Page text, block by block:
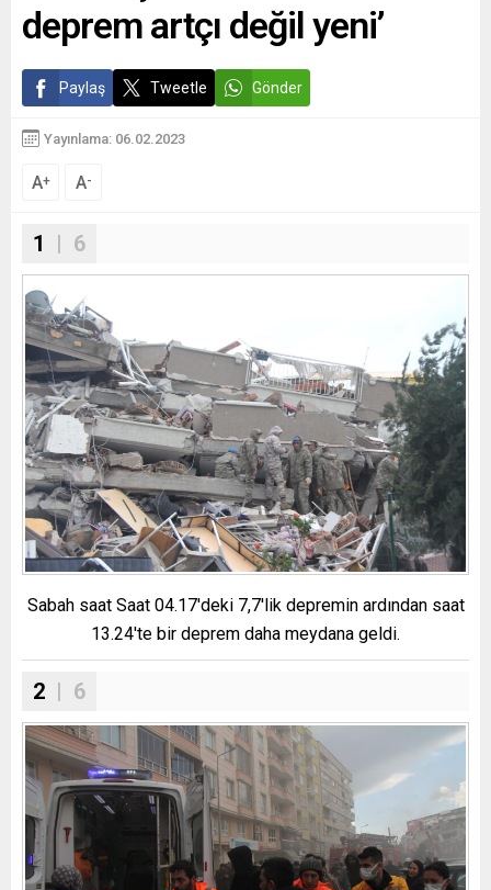
deprem artçı değil yeni’
Paylaş Tweetle Gönder
Yayınlama: 06.02.2023
A+ A-
1 | 6
Sabah saat Saat 04.17'deki 7,7'lik depremin ardından saat
13.24'te bir deprem daha meydana geldi.
2 | 6